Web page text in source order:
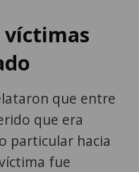
que entre
que era
particular hacia
fue